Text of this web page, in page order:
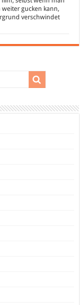
gucken kann,
verschwindet